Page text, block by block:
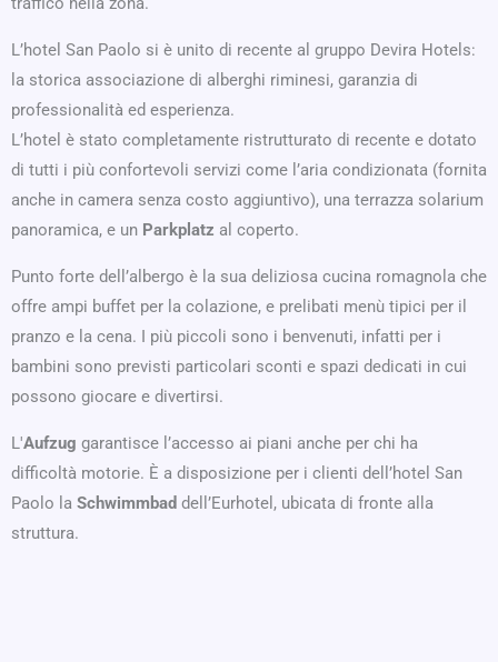
L’hotel San Paolo si è unito di recente al gruppo Devira Hotels:
la storica associazione di alberghi riminesi, garanzia di
professionalità ed esperienza.
L’hotel è stato completamente ristrutturato di recente e dotato
di tutti i più confortevoli servizi come l’aria condizionata (fornita
anche in camera senza costo aggiuntivo), una terrazza solarium
panoramica, e un Parkplatz al coperto.
Punto forte dell’albergo è la sua deliziosa cucina romagnola che
offre ampi buffet per la colazione, e prelibati menù tipici per il
pranzo e la cena. I più piccoli sono i benvenuti, infatti per i
bambini sono previsti particolari sconti e spazi dedicati in cui
possono giocare e divertirsi.
L'Aufzug garantisce l’accesso ai piani anche per chi ha
difficoltà motorie. È a disposizione per i clienti dell’hotel San
Paolo la Schwimmbad dell’Eurhotel, ubicata di fronte alla
struttura.